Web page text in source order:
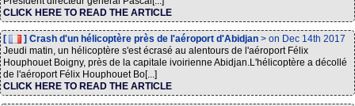
CLICK HERE TO READ THE ARTICLE
[ ] Crash d'un hélicoptère près de l'aéroport d'Abidjan > on Dec 14th 2017
Jeudi matin, un hélicoptère s'est écrasé au alentours de l'aéroport Félix
Houphouet Boigny, près de la capitale ivoirienne Abidjan.L'hélicoptère a décollé
de l'aéroport Félix Houphouet Bo[...]
CLICK HERE TO READ THE ARTICLE